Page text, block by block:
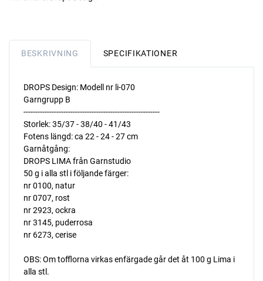
BESKRIVNING SPECIFIKATIONER
DROPS Design: Modell nr li-070
Garngrupp B
----------------------------------------------------------
Storlek: 35/37 - 38/40 - 41/43
Fotens längd: ca 22 - 24 - 27 cm
Garnåtgång:
DROPS LIMA från Garnstudio
50 g i alla stl i följande färger:
nr 0100, natur
nr 0707, rost
nr 2923, ockra
nr 3145, puderrosa
nr 6273, cerise
OBS: Om tofflorna virkas enfärgade går det åt 100 g Lima i
alla stl.